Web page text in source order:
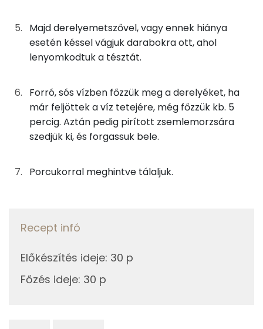
Tiamin - B1 vitamin:
Fehérje
Összesen 18.5 g
Zsír
Telített zsírsav
Többszörösen telítetlen zsírsav
Koleszterin
Majd derelyemetszővel, vagy ennek hiánya
esetén késsel vágjuk darabokra ott, ahol
lenyomkodtuk a tésztát.
Forró, sós vízben főzzük meg a derelyéket, ha
már feljöttek a víz tetejére, még főzzük kb. 5
percig. Aztán pedig pirított zsemlemorzsára
szedjük ki, és forgassuk bele.
Porcukorral meghintve tálaljuk.
Recept infó
Előkészítés ideje: 30 p
Főzés ideje: 30 p